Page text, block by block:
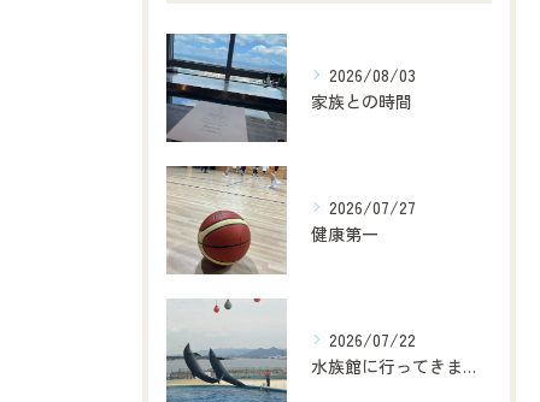
2026/08/03
家族との時間
2026/07/27
健康第一
2026/07/22
水族館に行ってきました！